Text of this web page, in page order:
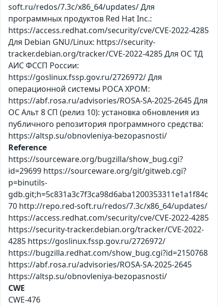
soft.ru/redos/7.3c/x86_64/updates/ Для
программных продуктов Red Hat Inc.:
https://access.redhat.com/security/cve/CVE-2022-4285
Для Debian GNU/Linux: https://security-
tracker.debian.org/tracker/CVE-2022-4285 Для ОС ТД
АИС ФССП России:
https://goslinux.fssp.gov.ru/2726972/ Для
операционной системы РОСА ХРОМ:
https://abf.rosa.ru/advisories/ROSA-SA-2025-2645 Для
ОС Альт 8 СП (релиз 10): установка обновления из
публичного репозитория программного средства:
https://altsp.su/obnovleniya-bezopasnosti/
Reference
https://sourceware.org/bugzilla/show_bug.cgi?
id=29699 https://sourceware.org/git/gitweb.cgi?
p=binutils-
gdb.git;h=5c831a3c7f3ca98d6aba1200353311e1a1f84c
70 http://repo.red-soft.ru/redos/7.3c/x86_64/updates/
https://access.redhat.com/security/cve/CVE-2022-4285
https://security-tracker.debian.org/tracker/CVE-2022-
4285 https://goslinux.fssp.gov.ru/2726972/
https://bugzilla.redhat.com/show_bug.cgi?id=2150768
https://abf.rosa.ru/advisories/ROSA-SA-2025-2645
https://altsp.su/obnovleniya-bezopasnosti/
CWE
CWE-476